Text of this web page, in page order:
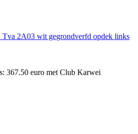
Tva 2A03 wit gegrondverfd opdek links
367.50 euro met Club Karwei